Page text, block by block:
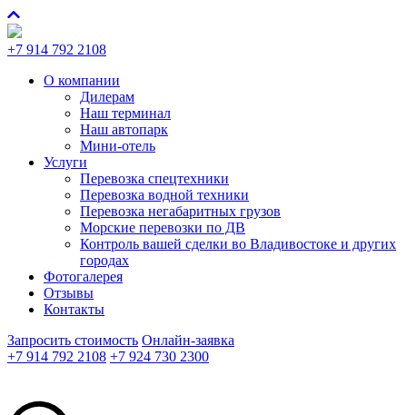
+7 914 792 2108
О компании
Дилерам
Наш терминал
Наш автопарк
Мини-отель
Услуги
Перевозка спецтехники
Перевозка водной техники
Перевозка негабаритных грузов
Морские перевозки по ДВ
Контроль вашей сделки во Владивостоке и других
городах
Фотогалерея
Отзывы
Контакты
Запросить стоимость Онлайн-заявка
+7 914 792 2108 +7 924 730 2300